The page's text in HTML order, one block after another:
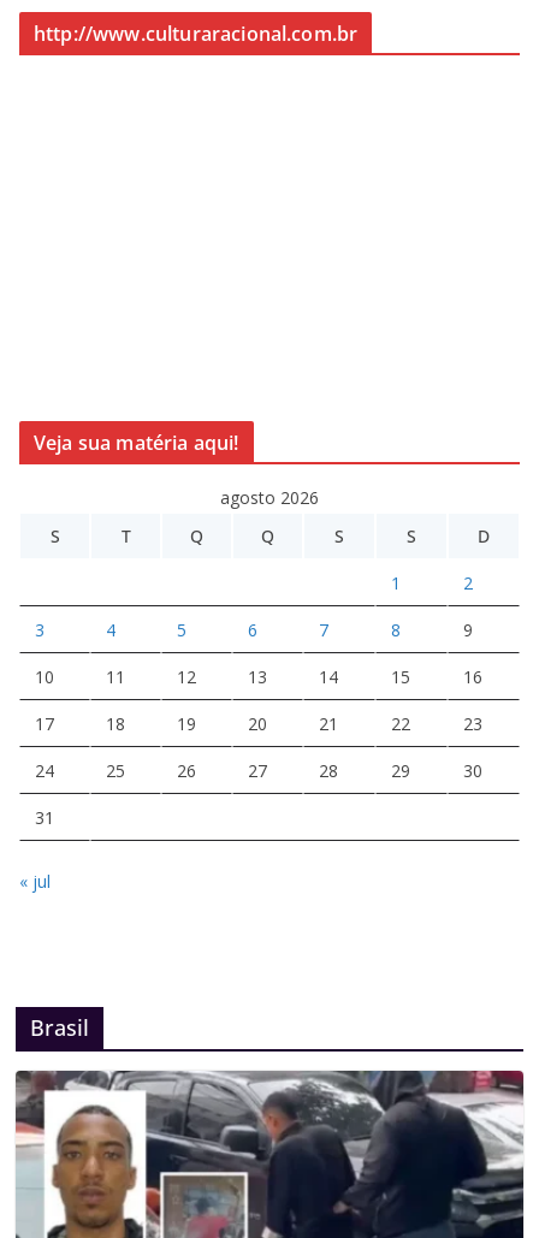
http://www.culturaracional.com.br
Veja sua matéria aqui!
agosto 2026
S
T Q Q S S D
1 2
3 4 5 6 7 8 9
10 11 12 13 14 15 16
17 18 19 20 21 22 23
24 25 26 27 28 29 30
31
« jul
Brasil